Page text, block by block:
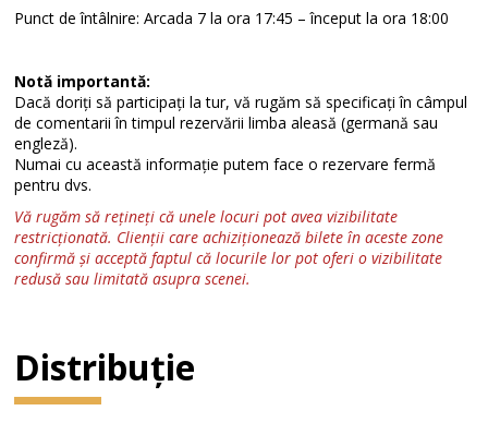
Punct de întâlnire: Arcada 7 la ora 17:45 – început la ora 18:00
Notă importantă:
Dacă doriți să participați la tur, vă rugăm să specificați în câmpul
de comentarii în timpul rezervării limba aleasă (germană sau
engleză).
Numai cu această informație putem face o rezervare fermă
pentru dvs.
Vă rugăm să rețineți că unele locuri pot avea vizibilitate
restricționată. Clienții care achiziționează bilete în aceste zone
confirmă și acceptă faptul că locurile lor pot oferi o vizibilitate
redusă sau limitată asupra scenei.
Distribuție